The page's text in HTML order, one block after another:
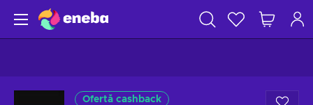
Ofertă cashback